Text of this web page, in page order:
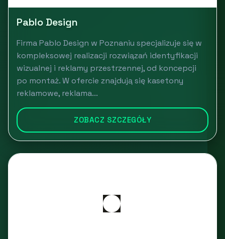
Pablo Design
Firma Pablo Design w Poznaniu specjalizuje się w
kompleksowej realizacji rozwiązań identyfikacji
wizualnej i reklamy przestrzennej, od koncepcji
po montaż. W ofercie znajdują się kasetony
reklamowe, reklama...
ZOBACZ SZCZEGÓŁY